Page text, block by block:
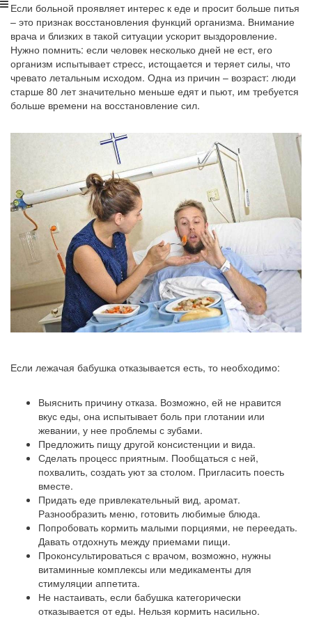
Если больной проявляет интерес к еде и просит больше питья
– это признак восстановления функций организма. Внимание
врача и близких в такой ситуации ускорит выздоровление.
Нужно помнить: если человек несколько дней не ест, его
организм испытывает стресс, истощается и теряет силы, что
чревато летальным исходом. Одна из причин – возраст: люди
старше 80 лет значительно меньше едят и пьют, им требуется
больше времени на восстановление сил.
Если лежачая бабушка отказывается есть, то необходимо:
Выяснить причину отказа. Возможно, ей не нравится
вкус еды, она испытывает боль при глотании или
жевании, у нее проблемы с зубами.
Предложить пищу другой консистенции и вида.
Сделать процесс приятным. Пообщаться с ней,
похвалить, создать уют за столом. Пригласить поесть
вместе.
Придать еде привлекательный вид, аромат.
Разнообразить меню, готовить любимые блюда.
Попробовать кормить малыми порциями, не переедать.
Давать отдохнуть между приемами пищи.
Проконсультироваться с врачом, возможно, нужны
витаминные комплексы или медикаменты для
стимуляции аппетита.
Не настаивать, если бабушка категорически
отказывается от еды. Нельзя кормить насильно.